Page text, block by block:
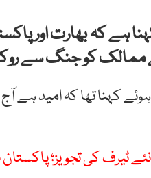
ہے کہ بھارت اور
ہوئے کہنا تھا کہ امید
ٹیرف کی تجویز؛